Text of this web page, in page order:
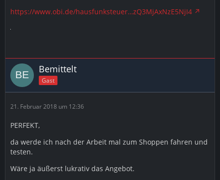
https://www.obi.de/hausfunksteuer…zQ3MjAxNzE5NjI4
Bemittelt
Gast
21. Februar 2018 um 12:36
PERFEKT,
da werde ich nach der Arbeit mal zum Shoppen fahren und
testen.
Wäre ja äußerst lukrativ das Angebot.